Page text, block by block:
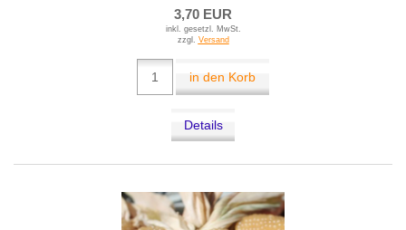
3,70 EUR
inkl. gesetzl. MwSt.
zzgl. Versand
in den Korb
Details